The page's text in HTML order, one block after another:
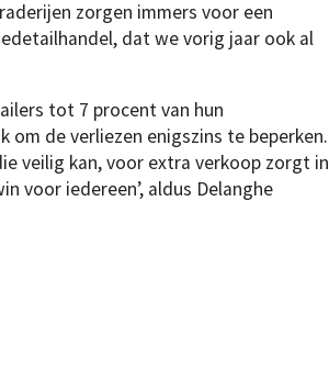
zorgen immers voor een
dat we vorig jaar ook al
tot 7 procent van hun
de verliezen enigszins te beperken.
veilig kan, voor extra verkoop zorgt in
voor iedereen’, aldus Delanghe